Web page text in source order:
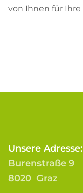
von Ihnen für Ihre
Unsere Adresse:
Burenstraße 9
8020 Graz